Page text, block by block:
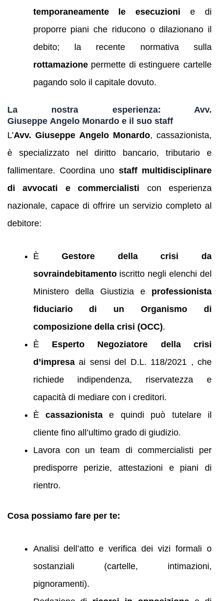
temporaneamente le esecuzioni e di
proporre piani che riducono o dilazionano il
debito; la recente normativa sulla
rottamazionepermette di estinguere cartelle
pagando solo il capitale dovuto.
La nostra esperienza: Avv.
Giuseppe Angelo Monardo e il suo staff
L’Avv. Giuseppe Angelo Monardo, cassazionista,
è specializzato nel diritto bancario, tributario e
fallimentare. Coordina uno staff multidisciplinare
di avvocati e commercialisti con esperienza
nazionale, capace di offrire un servizio completo al
debitore:
ÈGestore della crisi da
sovraindebitamentoiscritto negli elenchi del
Ministero della Giustizia e professionista
fiduciario di un Organismo di
composizione della crisi (OCC).
È Esperto Negoziatore della crisi
d’impresaai sensi del D.L. 118/2021 , che
richiede indipendenza, riservatezza e
capacità di mediare con i creditori.
È cassazionistae quindi può tutelare il
cliente fino all’ultimo grado di giudizio.
Lavora con un team di commercialisti per
predisporre perizie, attestazioni e piani di
rientro.
Cosa possiamo fare per te:
Analisi dell’atto e verifica dei vizi formali o
sostanziali (cartelle, intimazioni,
pignoramenti).